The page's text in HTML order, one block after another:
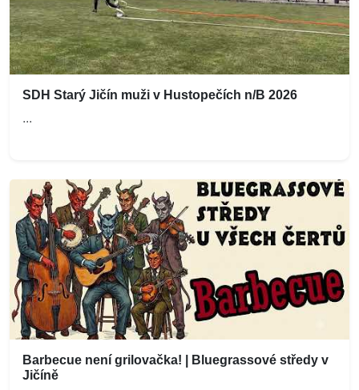
SDH Starý Jičín muži v Hustopečích n/B 2026
...
Barbecue není grilovačka! | Bluegrassové středy v
Jičíně